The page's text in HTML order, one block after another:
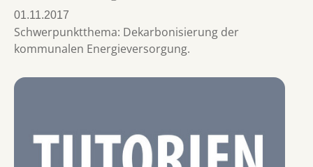
01.11.2017
Schwerpunktthema: Dekarbonisierung der
kommunalen Energieversorgung.